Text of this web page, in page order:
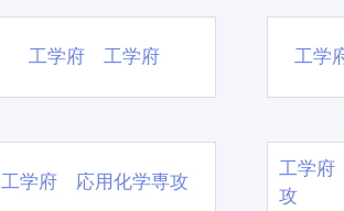
工学府 工学府 工学
工学府 応用化学専攻
工学府
攻